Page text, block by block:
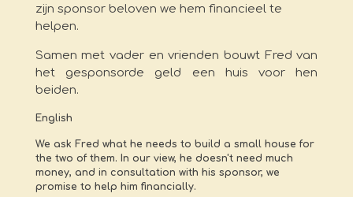
zijn sponsor beloven we hem financieel te
helpen.
Samen met vader en vrienden bouwt Fred van
het gesponsorde geld een huis voor hen
beiden.
English
We ask Fred what he needs to build a small house for
the two of them. In our view, he doesn't need much
money, and in consultation with his sponsor, we
promise to help him financially.